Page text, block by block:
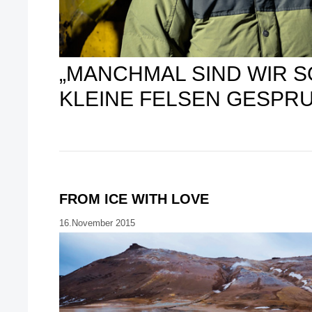
„MANCHMAL SIND WIR
KLEINE FELSEN
FROM ICE WITH LOVE
16.November 2015